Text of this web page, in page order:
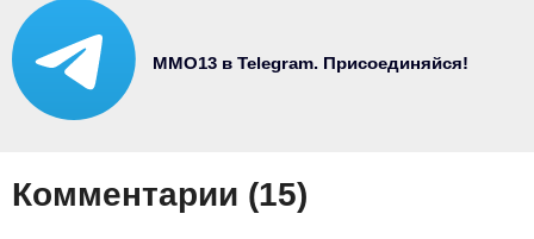
MMO13 в Telegram. Присоединяйся!
Комментарии (15)